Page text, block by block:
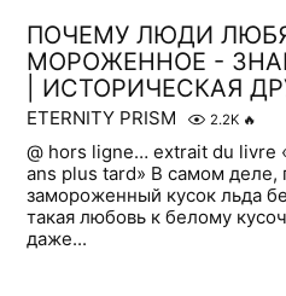
ПОЧЕМУ ЛЮДИ
МОРОЖЕННОЕ -
| ИСТОРИЧЕСКАЯ
ETERNITY PRISM 2.2K 🔥
@ hors ligne… extrait du livre
ans plus tard» В самом
замороженный кусок льда
такая любовь к белому
даже...